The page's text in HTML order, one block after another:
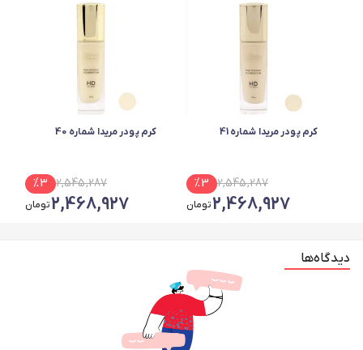
کرم پودر مریدا شماره 41
2,545,287
%3
2,468,927تومان
کرم پودر مریدا شماره 40
2,545,287
%3
2,468,927تومان
دیدگاه‌ها